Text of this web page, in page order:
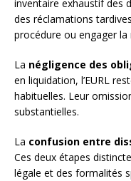
inventaire exhaustif des
des réclamations
procédure ou engager
La négligence des
en liquidation, l’EURL
habituelles. Leur
substantielles.
La confusion entre
Ces deux étapes
légale et des formalités